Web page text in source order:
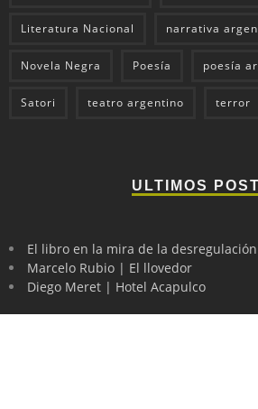
Literatura Nacional narrativa
Novela Negra Poesía poesía
Satori teatro argentino terror
ULTIMOS
El libro en la mira de la desregulación
Marcelo Rubio | El llovedor
Diego Meret | Hotel Acapulco